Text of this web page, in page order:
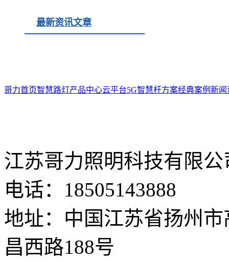
最新资讯文章
哥力首页智慧路灯产品中心云平台5G智慧杆方案经典案例 新闻
江苏哥力照明科技有限公
电话：18505143888
地址：中国江苏省扬州
昌西路188号